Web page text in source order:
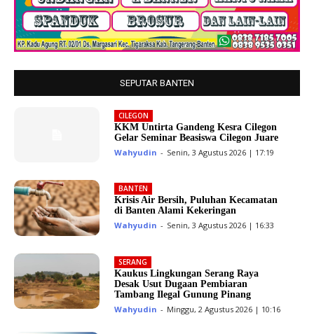
SEPUTAR BANTEN
CILEGON
KKM Untirta Gandeng Kesra Cilegon
Gelar Seminar Beasiswa Cilegon Juare
Wahyudin - Senin, 3 Agustus 2026 | 17:19
BANTEN
Krisis Air Bersih, Puluhan Kecamatan
di Banten Alami Kekeringan
Wahyudin - Senin, 3 Agustus 2026 | 16:33
SERANG
Kaukus Lingkungan Serang Raya
Desak Usut Dugaan Pembiaran
Tambang Ilegal Gunung Pinang
Wahyudin - Minggu, 2 Agustus 2026 | 10:16